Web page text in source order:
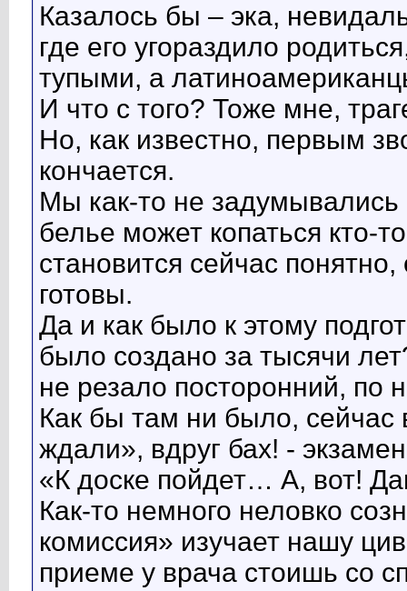
Казалось бы – эка,
где его угораздило
тупыми, а
И что с того? Тоже мне,
Но, как известно, первым
кончается.
Мы как-то не
белье может копаться кто-
становится сейчас
готовы.
Да и как было к этому
было создано за тысячи
не резало посторонний, по
Как бы там ни было, сейчас
ждали», вдруг бах! -
«К доске пойдет… А, вот!
Как-то немного неловко
комиссия» изучает нашу
приеме у врача стоишь со